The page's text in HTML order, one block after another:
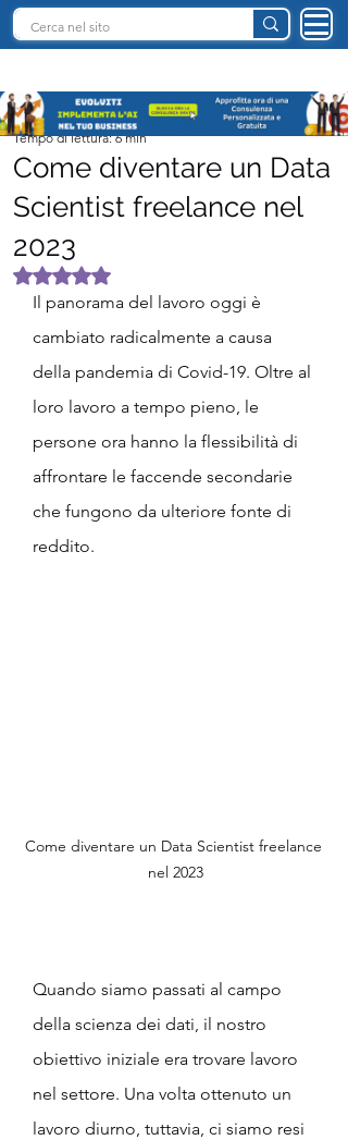
Come diventare un Data
Scientist freelance nel
2023
Team I.A. Italia
Tempo di lettura: 6 min
Valutazione NaN stelle su 5.
Il panorama del lavoro oggi è
cambiato radicalmente a causa
della pandemia di Covid-19. Oltre al
loro lavoro a tempo pieno, le
persone ora hanno la flessibilità di
affrontare le faccende secondarie
che fungono da ulteriore fonte di
reddito.
Come diventare un Data Scientist freelance
nel 2023
Quando siamo passati al campo
della scienza dei dati, il nostro
obiettivo iniziale era trovare lavoro
nel settore. Una volta ottenuto un
lavoro diurno, tuttavia, ci siamo resi